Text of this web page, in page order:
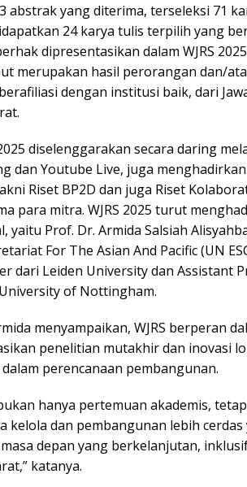
abstrak yang diterima, terseleksi 71
24 karya tulis terpilih yang
dipresentasikan dalam WJRS
merupakan hasil perorangan dan/
dengan institusi baik, dari
diselenggarakan secara daring
dan Youtube Live, juga
Riset BP2D dan juga Riset
para mitra. WJRS 2025 turut
yaitu Prof. Dr. Armida Salsiah
For The Asian And Pacific (UN
dari Leiden University dan Assistant
of Nottingham.
menyampaikan, WJRS berperan
penelitian mutakhir dan inovasi
perencanaan pembangunan.
bukan hanya pertemuan akademis,
kelola dan pembangunan lebih cerdas
depan yang berkelanjutan,
katanya.